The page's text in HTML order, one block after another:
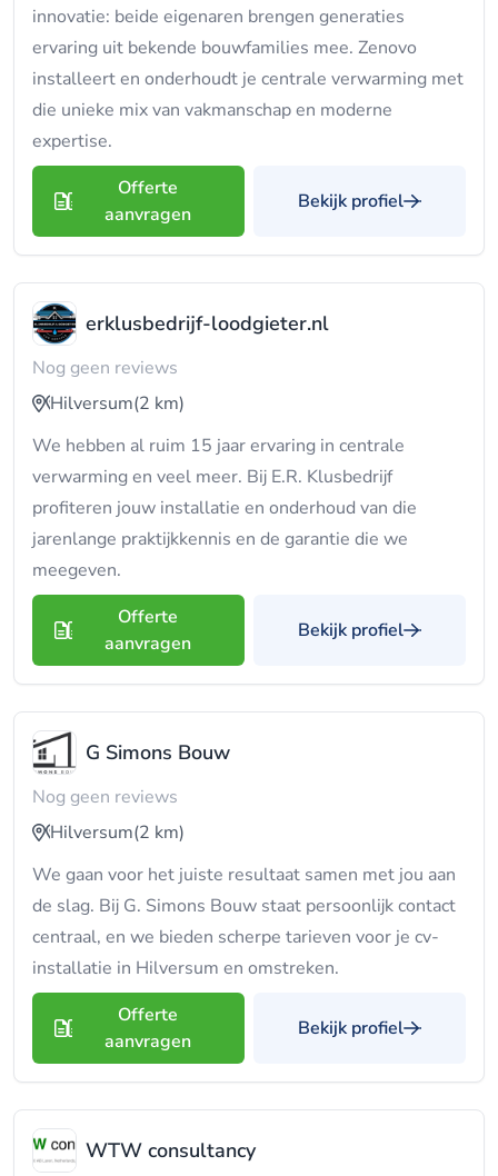
innovatie: beide eigenaren brengen generaties
ervaring uit bekende bouwfamilies mee. Zenovo
installeert en onderhoudt je centrale verwarming met
die unieke mix van vakmanschap en moderne
expertise.
Offerte
aanvragen
Bekijk profiel
erklusbedrijf-loodgieter.nl
Nog geen reviews
Hilversum(2 km)
We hebben al ruim 15 jaar ervaring in centrale
verwarming en veel meer. Bij E.R. Klusbedrijf
profiteren jouw installatie en onderhoud van die
jarenlange praktijkkennis en de garantie die we
meegeven.
Offerte
aanvragen
Bekijk profiel
G Simons Bouw
Nog geen reviews
Hilversum(2 km)
We gaan voor het juiste resultaat samen met jou aan
de slag. Bij G. Simons Bouw staat persoonlijk contact
centraal, en we bieden scherpe tarieven voor je cv-
installatie in Hilversum en omstreken.
Offerte
aanvragen
Bekijk profiel
WTW consultancy